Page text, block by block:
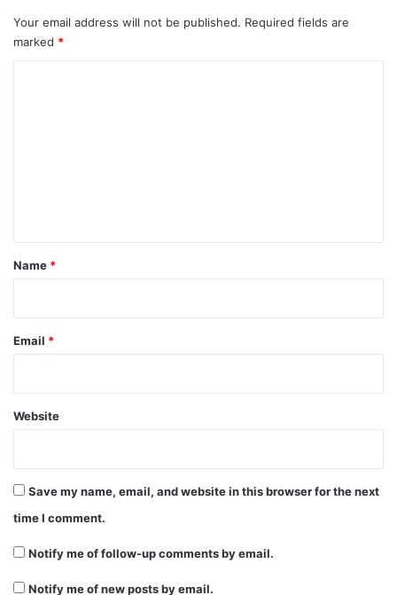
Your email address will not be published. Required fields are
marked *
*
Name *
Email *
Website
Save my name, email, and website in this browser for the next
time I comment.
Notify me of follow-up comments by email.
Notify me of new posts by email.